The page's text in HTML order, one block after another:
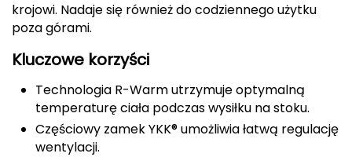
CMP
Cassin
Ciele Athletics
Climbing Technology
krojowi. Nadaje się również do codziennego użytku
poza górami.
Kluczowe korzyści
Technologia R-Warm utrzymuje optymalną
temperaturę ciała podczas wysiłku na stoku.
Częściowy zamek YKK® umożliwia łatwą regulację
wentylacji.